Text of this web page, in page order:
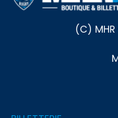
(C) MHR